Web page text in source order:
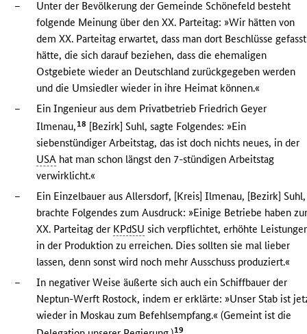
–
Unter der Bevölkerung der Gemeinde Schönefeld besteht
folgende Meinung über den XX. Parteitag: »Wir hätten von
dem XX. Parteitag erwartet, dass man dort Beschlüsse gefasst
hätte, die sich darauf beziehen, dass die ehemaligen
Ostgebiete wieder an Deutschland zurückgegeben werden
und die Umsiedler wieder in ihre Heimat können.«
–
Ein Ingenieur aus dem Privatbetrieb Friedrich Geyer
Ilmenau,18 [Bezirk] Suhl, sagte Folgendes: »Ein
siebenstündiger Arbeitstag, das ist doch nichts neues, in der
USA hat man schon längst den 7-stündigen Arbeitstag
verwirklicht.«
–
Ein Einzelbauer aus Allersdorf, [Kreis] Ilmenau, [Bezirk] Suhl,
brachte Folgendes zum Ausdruck: »Einige Betriebe haben
XX. Parteitag der KPdSU sich verpflichtet, erhöhte
in der Produktion zu erreichen. Dies sollten sie mal lieber
lassen, denn sonst wird noch mehr Ausschuss produziert.«
–
In negativer Weise äußerte sich auch ein Schiffbauer der
Neptun-Werft Rostock, indem er erklärte: »Unser Stab ist
wieder in Moskau zum Befehlsempfang.« (Gemeint ist die
19